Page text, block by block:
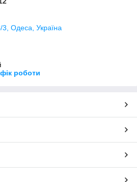
3, Одеса, Україна
роботи